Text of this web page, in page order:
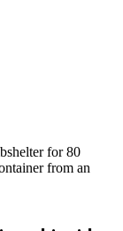
for 80
from an